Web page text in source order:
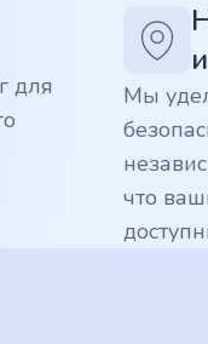
для
Мы
что